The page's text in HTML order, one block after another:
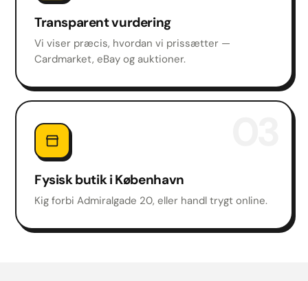
Transparent vurdering
Vi viser præcis, hvordan vi prissætter —
Cardmarket, eBay og auktioner.
Fysisk butik i København
Kig forbi Admiralgade 20, eller handl trygt online.